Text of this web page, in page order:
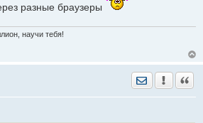
разные браузеры
научи тебя!
Отправить